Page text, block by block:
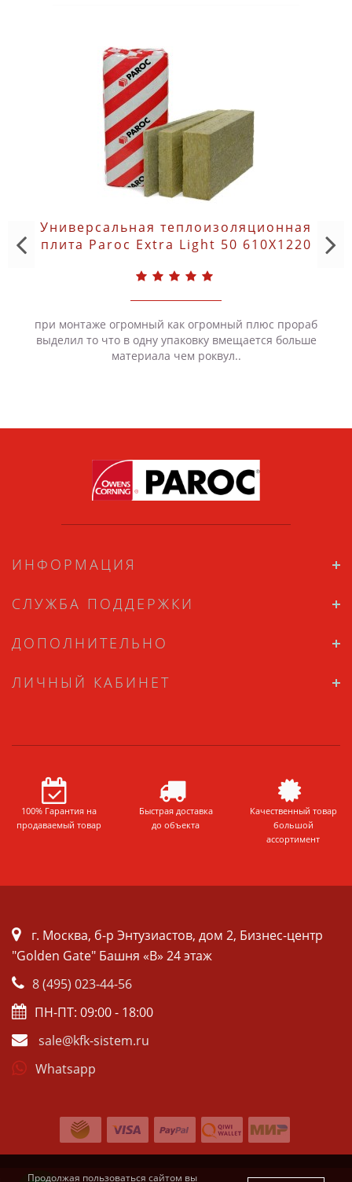
Универсальная теплоизоляционная
плита Paroc Extra Light 50 610X1220
при монтаже огромный как огромный плюс прораб
выделил то что в одну упаковку вмещается больше
материала чем роквул..
ИНФОРМАЦИЯ
СЛУЖБА ПОДДЕРЖКИ
ДОПОЛНИТЕЛЬНО
ЛИЧНЫЙ КАБИНЕТ
100% Гарантия на
продаваемый товар
Быстрая доставка
до объекта
Качественный товар
большой
ассортимент
г. Москва, б-р Энтузиастов, дом 2, Бизнес-центр
"Golden Gate" Башня «B» 24 этаж
8 (495) 023-44-56
ПН-ПТ: 09:00 - 18:00
sale@kfk-sistem.ru
Whatsapp
Продолжая пользоваться сайтом вы